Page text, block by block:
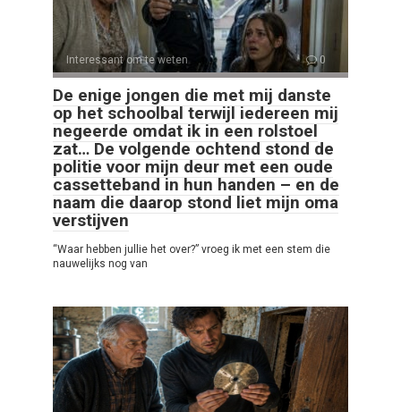
Interessant om te weten 0
De enige jongen die met mij danste
op het schoolbal terwijl iedereen mij
negeerde omdat ik in een rolstoel
zat… De volgende ochtend stond de
politie voor mijn deur met een oude
cassetteband in hun handen – en de
naam die daarop stond liet mijn oma
verstijven
“Waar hebben jullie het over?” vroeg ik met een stem die
nauwelijks nog van